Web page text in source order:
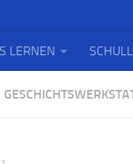
LERNEN